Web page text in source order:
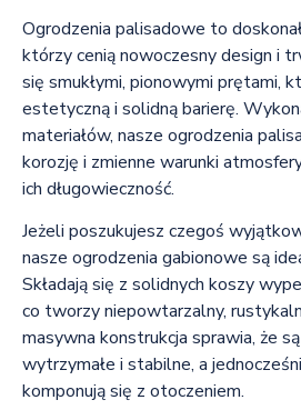
Ogrodzenia palisadowe to
którzy cenią nowoczesny design i
się smukłymi, pionowymi prętami,
estetyczną i solidną barierę.
materiałów, nasze ogrodzenia
korozję i zmienne warunki
ich długowieczność.
Jeżeli poszukujesz czegoś
nasze ogrodzenia gabionowe są
Składają się z solidnych koszy
co tworzy niepowtarzalny,
masywna konstrukcja sprawia, że
wytrzymałe i stabilne, a
komponują się z otoczeniem.